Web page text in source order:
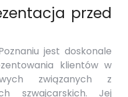
przed
jest doskonale
klientów w
związanych z
szwajcarskich. Jej